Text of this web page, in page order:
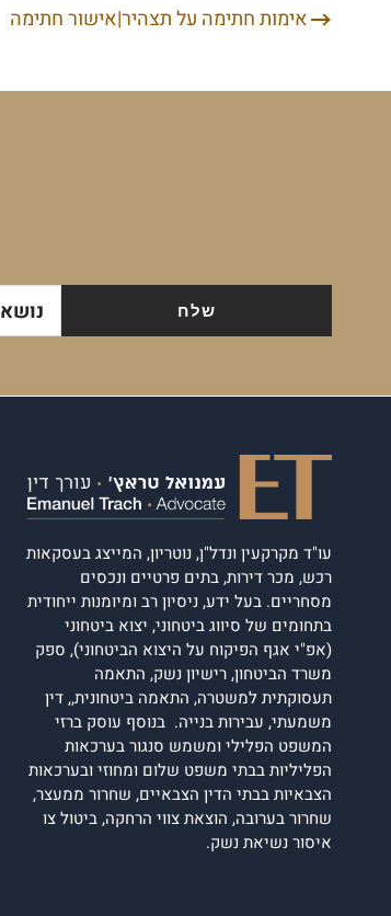
ניווטאימות חתימה על תצהיר|אישור חתימה
נושא
עו"ד מקרקעין ונדל"ן, נוטריון, המייצג בעסקאות
רכש, מכר דירות, בתים פרטיים ונכסים
מסחריים. בעל ידע, ניסיון רב ומיומנות ייחודית
בתחומים של סיווג ביטחוני, יצוא ביטחוני
(אפ"י אגף הפיקוח על היצוא הביטחוני), ספק
משרד הביטחון, רישיון נשק, התאמה
תעסוקתית למשטרה, התאמה ביטחונית,, דין
משמעתי, עבירות בנייה. בנוסף עוסק ברזי
המשפט הפלילי ומשמש סנגור בערכאות
הפליליות בבתי משפט שלום ומחוזי ובערכאות
הצבאיות בבתי הדין הצבאיים, שחרור ממעצר,
שחרור בערובה, הוצאת צווי הרחקה, ביטול צו
איסור נשיאת נשק.